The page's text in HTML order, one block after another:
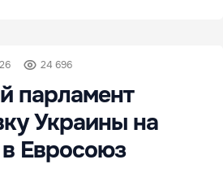
24 696
парламент
Украины на
Евросоюз